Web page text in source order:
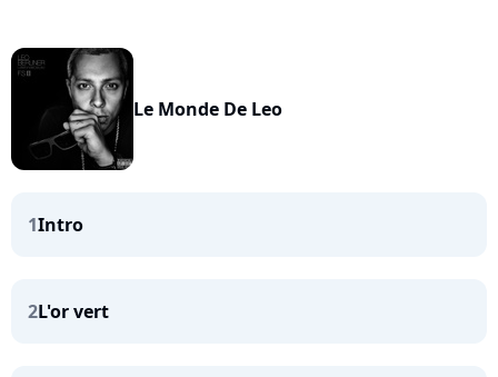
Le Monde De Leo
1Intro
2L'or vert